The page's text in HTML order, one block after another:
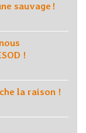
sauvage !
!
la raison !